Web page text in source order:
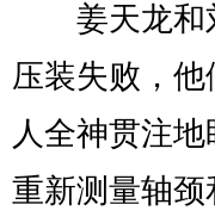
姜天龙和
压装失败，
人全神贯注
重新测量轴